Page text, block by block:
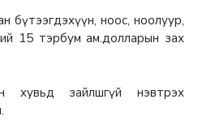
бүтээгдэхүүн, ноос, ноолуур,
15 тэрбум ам.долларын зах
зайлшгүй нэвтрэх